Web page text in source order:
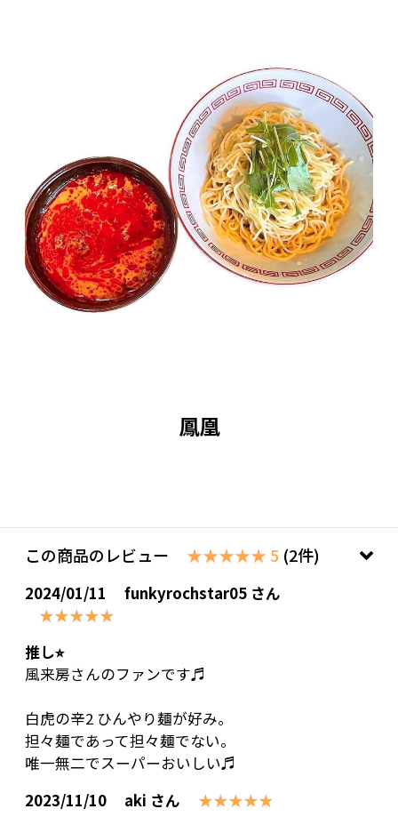
鳳凰
この商品のレビュー ★★★★★ 5 (2件)
2024/01/11
funkyrochstar05 さん
★★★★★
推し⭐︎
風来房さんのファンです♬
白虎の辛2 ひんやり麺が好み。
担々麺であって担々麺でない。
唯一無二でスーパーおいしい♬
2023/11/10
aki さん
★★★★★